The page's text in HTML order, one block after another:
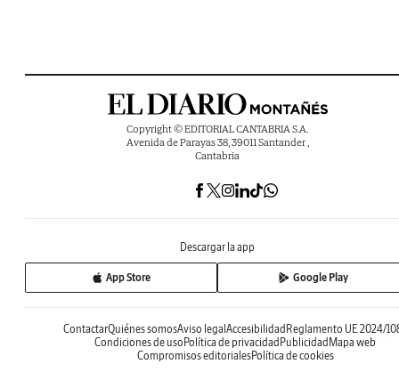
Copyright © EDITORIAL CANTABRIA S.A.
Avenida de Parayas 38, 39011 Santander ,
Cantabria
Descargar la app
App Store Google Play
ContactarQuiénes somosAviso legalAccesibilidadReglamento UE 2024/
Condiciones de usoPolítica de privacidadPublicidadMapa web
Compromisos editorialesPolítica de cookies